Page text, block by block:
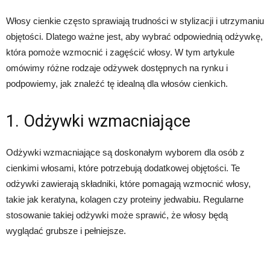
Włosy cienkie często sprawiają trudności w stylizacji i utrzymaniu
objętości. Dlatego ważne jest, aby wybrać odpowiednią odżywkę,
która pomoże wzmocnić i zagęścić włosy. W tym artykule
omówimy różne rodzaje odżywek dostępnych na rynku i
podpowiemy, jak znaleźć tę idealną dla włosów cienkich.
1. Odżywki wzmacniające
Odżywki wzmacniające są doskonałym wyborem dla osób z
cienkimi włosami, które potrzebują dodatkowej objętości. Te
odżywki zawierają składniki, które pomagają wzmocnić włosy,
takie jak keratyna, kolagen czy proteiny jedwabiu. Regularne
stosowanie takiej odżywki może sprawić, że włosy będą
wyglądać grubsze i pełniejsze.